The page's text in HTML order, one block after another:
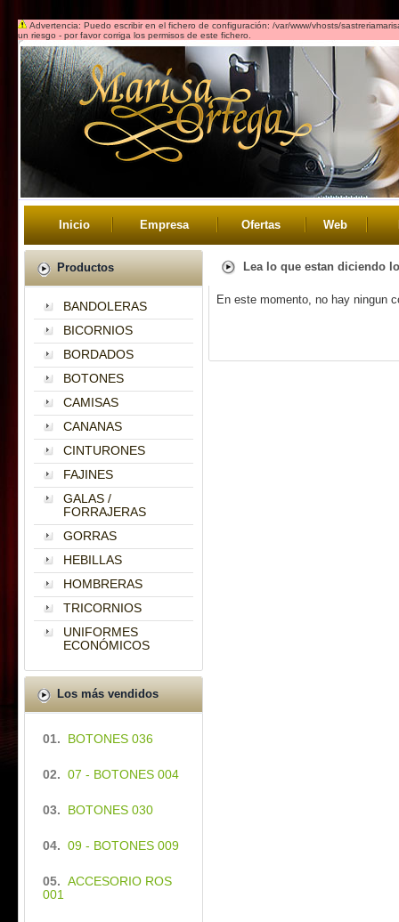
Advertencia: Puedo escribir en el fichero de configuración: /var/www/vhosts/
un riesgo - por favor corriga los permisos de este fichero.
Inicio Empresa Ofertas Web
Productos
BANDOLERAS
BICORNIOS
BORDADOS
BOTONES
CAMISAS
CANANAS
CINTURONES
FAJINES
GALAS /
FORRAJERAS
GORRAS
HEBILLAS
HOMBRERAS
TRICORNIOS
UNIFORMES
ECONÓMICOS
Los más vendidos
01. BOTONES 036
02. 07 - BOTONES 004
03. BOTONES 030
04. 09 - BOTONES 009
05. ACCESORIO ROS
001
Lea lo que estan diciendo
En este momento, no hay ningun